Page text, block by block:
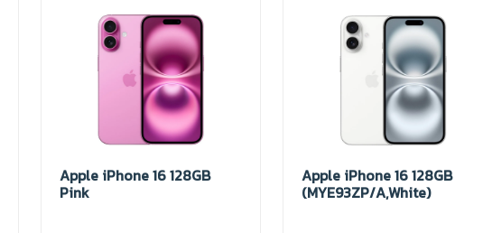
Apple iPhone 16 128GB
Pink
Apple iPhone 16 128GB
(MYE93ZP/A,White)